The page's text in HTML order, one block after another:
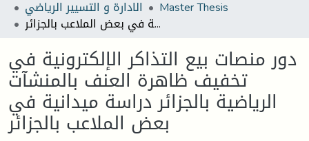
الادارة و التسيير الرياضي Master Thesis
دور منصات بيع التذاكر الإلكترونية في تخفيف ظاهرة العنف بالمنشآت الرياضية بالجزائر دراسة ميدانية في بعض الملاعب بالجزائر
دور منصات بيع التذاكر الإلكترونية في
تخفيف ظاهرة العنف بالمنشآت
الرياضية بالجزائر دراسة ميدانية في
بعض الملاعب بالجزائر